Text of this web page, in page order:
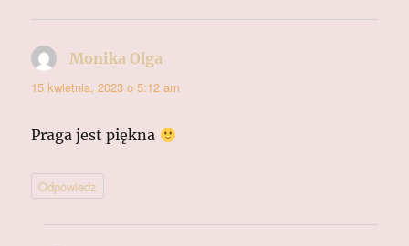
Monika Olga
15 kwietnia, 2023 o 5:12 am
Praga jest piękna
Odpowiedz